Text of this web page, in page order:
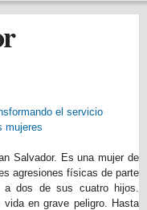
el servicio
mujeres
Salvador. Es una mujer de
agresiones físicas de parte
a dos de sus cuatro hijos.
en grave peligro. Hasta